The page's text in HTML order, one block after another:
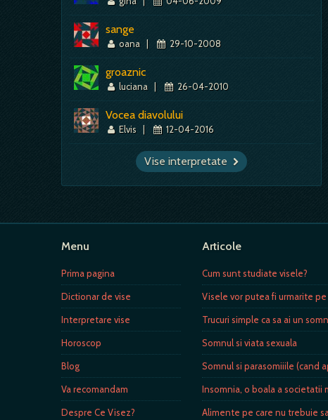
sange
oana | 29-10-2008
groaznic
luciana | 26-04-2010
Vocea diavolului
Elvis | 12-04-2016
Vise interpretate
Menu
Prima pagina
Dictionar de vise
Interpretare vise
Horoscop
Blog
Va recomandam
Despre Ce Visez?
Articole
Cum sunt studiate visele?
Visele vor putea fi urmarite pe
Trucuri simple ca sa ai un
Somnul si viata sexuala
Somnul si parasomiiile (cand
Insomnia, o boala a societatii
Alimente pe care nu trebuie